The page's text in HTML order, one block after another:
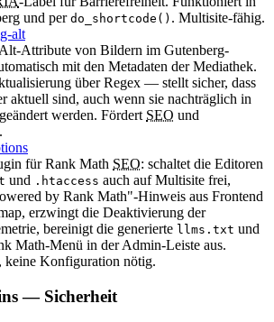
und per do_shortcode() . Multisite-fähig.
alt
Attribute von Bildern im Gutenberg-
mit den Metadaten der Mediathek.
über Regex — stellt sicher, dass
aktuell sind, auch wenn sie nachträglich in
werden. Fördert SEO und
fürRank Math SEO: schaltet die Editoren
und .htaccess auch auf Multisite frei,
by Rank Math"-Hinweis aus Frontend
erzwingt die Deaktivierung der
bereinigt die generierte llms.txt und
Math-Menü in der Admin-Leiste aus.
keine Konfiguration nötig.
— Sicherheit